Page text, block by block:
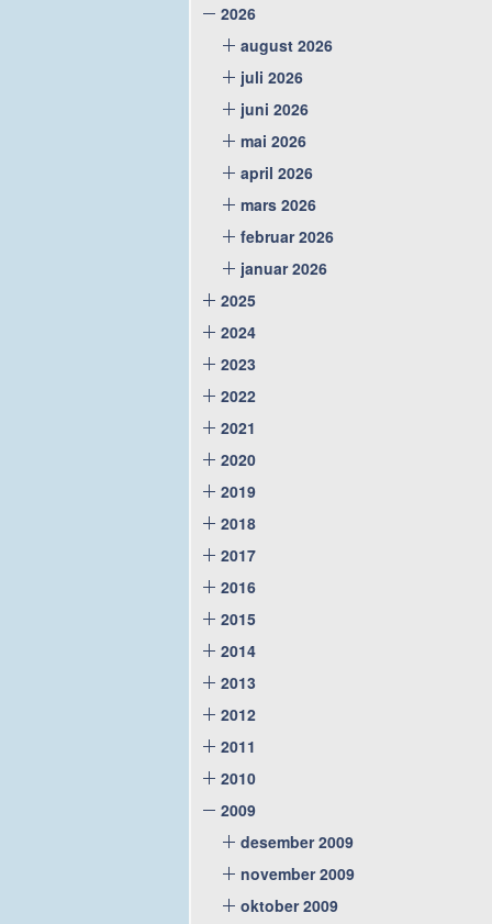
2026
august 2026
juli 2026
juni 2026
mai 2026
april 2026
mars 2026
februar 2026
januar 2026
2025
2024
2023
2022
2021
2020
2019
2018
2017
2016
2015
2014
2013
2012
2011
2010
2009
desember 2009
november 2009
oktober 2009